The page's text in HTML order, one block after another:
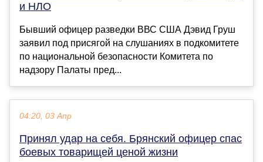
и НЛО
Бывший офицер разведки ВВС США Дэвид Груш
заявил под присягой на слушаниях в подкомитете
по национальной безопасности Комитета по
надзору Палаты пред...
04:20, 03 Апр
Принял удар на себя. Брянский офицер спас
боевых товарищей ценой жизни